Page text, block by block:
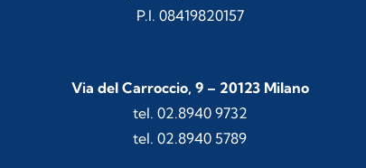
P.I. 08419820157
Via del Carroccio, 9 – 20123 Milano
tel. 02.8940 9732
tel. 02.8940 5789